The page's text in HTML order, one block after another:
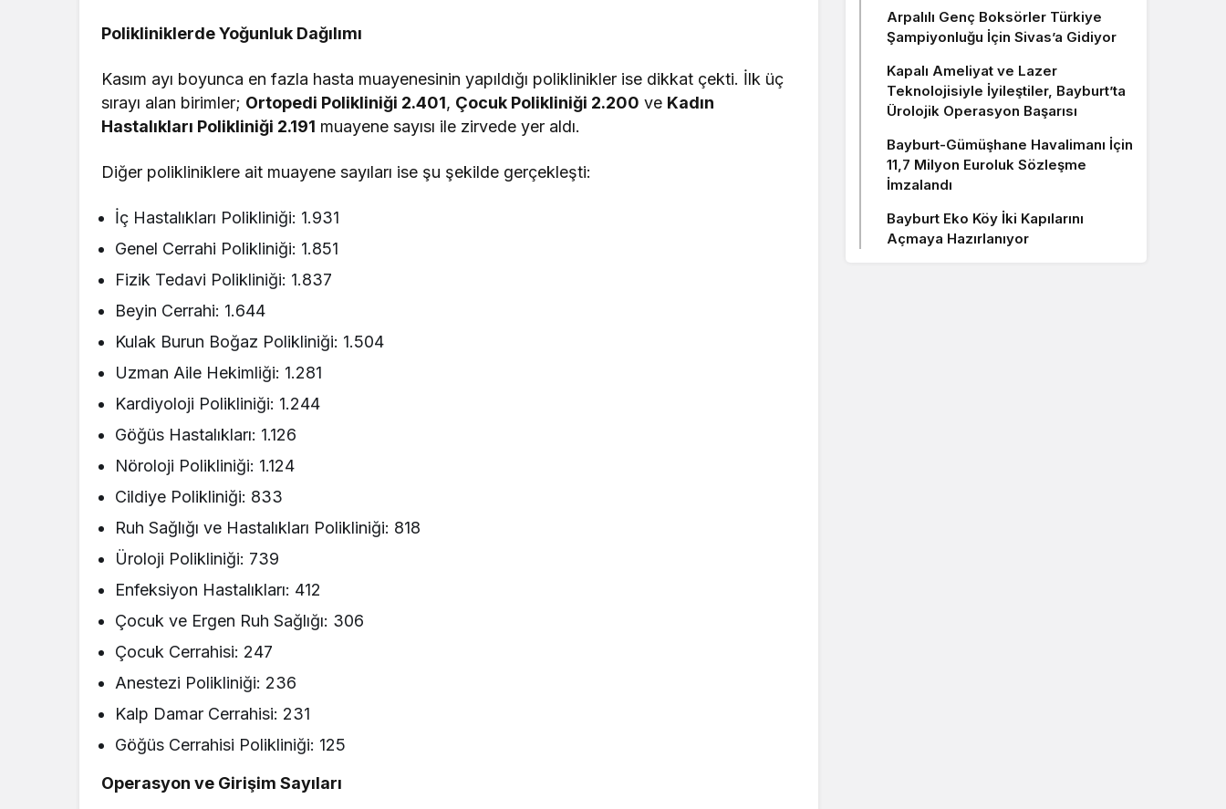
Polikliniklerde Yoğunluk Dağılımı
Kasım ayı boyunca en fazla hasta muayenesinin yapıldığı poliklinikler ise dikkat çekti. İlk üç
sırayı alan birimler; Ortopedi Polikliniği 2.401, Çocuk Polikliniği 2.200 ve Kadın
Hastalıkları Polikliniği 2.191 muayene sayısı ile zirvede yer aldı.
Diğer polikliniklere ait muayene sayıları ise şu şekilde gerçekleşti:
İç Hastalıkları Polikliniği: 1.931
Genel Cerrahi Polikliniği: 1.851
Fizik Tedavi Polikliniği: 1.837
Beyin Cerrahi: 1.644
Kulak Burun Boğaz Polikliniği: 1.504
Uzman Aile Hekimliği: 1.281
Kardiyoloji Polikliniği: 1.244
Göğüs Hastalıkları: 1.126
Nöroloji Polikliniği: 1.124
Cildiye Polikliniği: 833
Ruh Sağlığı ve Hastalıkları Polikliniği: 818
Üroloji Polikliniği: 739
Enfeksiyon Hastalıkları: 412
Çocuk ve Ergen Ruh Sağlığı: 306
Çocuk Cerrahisi: 247
Anestezi Polikliniği: 236
Kalp Damar Cerrahisi: 231
Göğüs Cerrahisi Polikliniği: 125
Operasyon ve Girişim Sayıları
Arpalılı Genç Boksörler Türkiye
Şampiyonluğu İçin Sivas’a Gidiyor
Kapalı Ameliyat ve Lazer
Teknolojisiyle İyileştiler, Bayburt’ta
Ürolojik Operasyon Başarısı
Bayburt-Gümüşhane Havalimanı İçin
11,7 Milyon Euroluk Sözleşme
İmzalandı
Bayburt Eko Köy İki Kapılarını
Açmaya Hazırlanıyor